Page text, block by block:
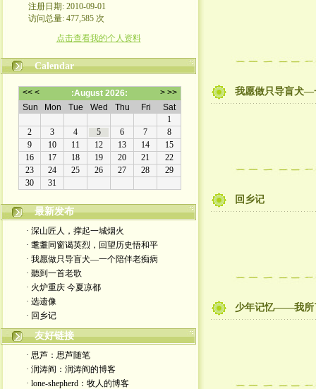
注册日期: 2010-09-01
访问总量: 477,585 次
点击查看我的个人资料
Calendar
最新发布
· 深山匠人，撑起一城烟火
· 耄耋同窗谒英烈，回望历史悟和平
· 我愿做只导盲犬—一个陪伴老痴病
· 聽到一首老歌
· 火炉重庆 今夏凉都
· 选遗像
· 回乡记
友好链接
· 思芦：思芦随笔
· 润涛阎：润涛阎的博客
· lone-shepherd：牧人的博客
我愿做只导盲犬—
回乡记
少年记忆——我所